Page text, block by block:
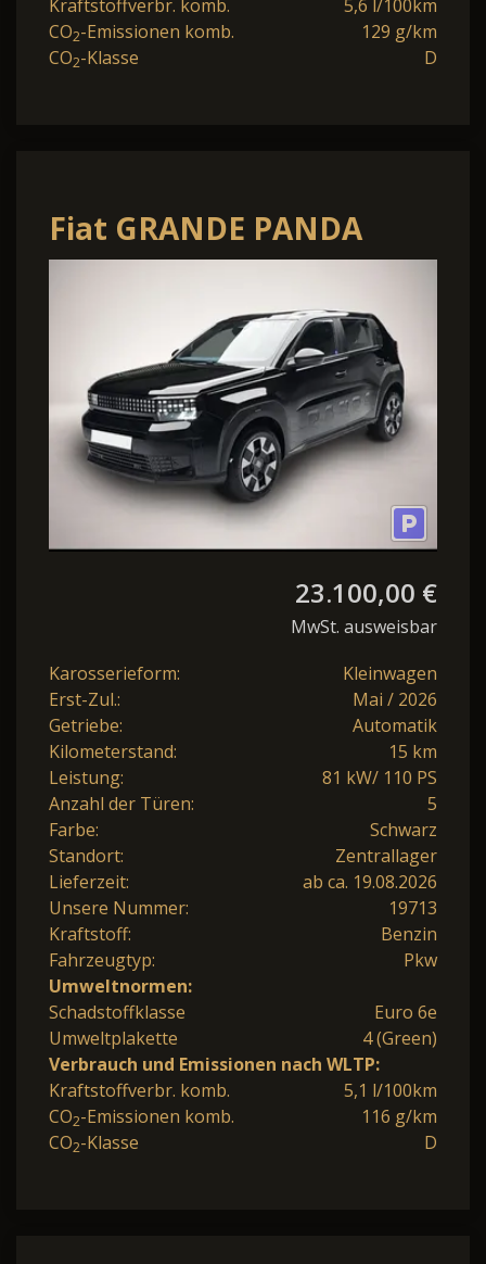
Kraftstoffverbr. komb.
5,6 l/100km
CO2-Emissionen komb.
129 g/km
CO2-Klasse D
Fiat GRANDE PANDA
HYBRID 1.2 EDCT
BUSINESS EDITION MJ
23.100,00 €
MwSt. ausweisbar
Karosserieform:
Kleinwagen
Erst-Zul.:
Mai / 2026
Getriebe:
Automatik
Kilometerstand:
15 km
Leistung:
81 kW/ 110 PS
Anzahl der Türen:
5
Farbe:
Schwarz
Standort:
Zentrallager
Lieferzeit:
ab ca. 19.08.2026
Unsere Nummer:
19713
Kraftstoff:
Benzin
Fahrzeugtyp:
Pkw
Umweltnormen:
Schadstoffklasse
Euro 6e
Umweltplakette
4 (Green)
Verbrauch und Emissionen nach WLTP:
Kraftstoffverbr. komb.
5,1 l/100km
CO2-Emissionen komb.
116 g/km
CO2-Klasse D